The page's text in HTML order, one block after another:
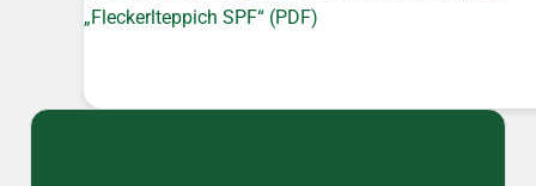
„Fleckerlteppich SPF“ (PDF)
Sidebar